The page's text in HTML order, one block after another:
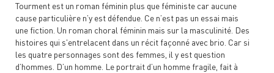
Tourment est un roman féminin plus que féministe car aucune
cause particulière n’y est défendue. Ce n’est pas un essai mais
une fiction. Un roman choral féminin mais sur la masculinité. Des
histoires qui s'entrelacent dans un récit façonné avec brio. Car si
les quatre personnages sont des femmes, il y est question
d’hommes. D’un homme. Le portrait d’un homme fragile, fait à